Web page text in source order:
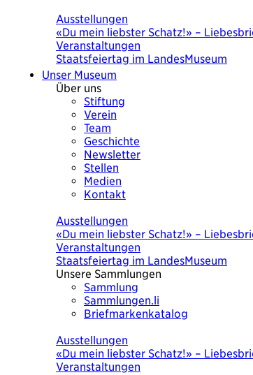
Ausstellungen
«Du mein liebster Schatz!» –
Veranstaltungen
Staatsfeiertag im LandesMuseum
Unser Museum
Über uns
Stiftung
Verein
Team
Geschichte
Newsletter
Stellen
Medien
Kontakt
Ausstellungen
«Du mein liebster Schatz!» –
Veranstaltungen
Staatsfeiertag im LandesMuseum
Unsere Sammlungen
Sammlung
Sammlungen.li
Briefmarkenkatalog
Ausstellungen
«Du mein liebster Schatz!» –
Veranstaltungen